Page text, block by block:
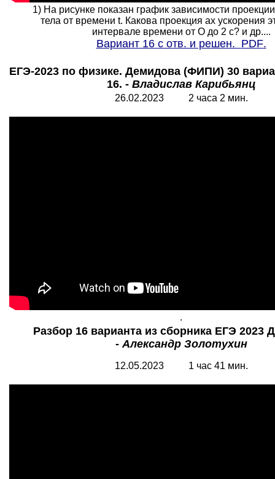
1) На рисунке показан график зависимости
тела от времени t. Какова проекция ах ускорения
интервале времени от О до 2 с? и др....
Вариант 16 с отв. и решен. PDF.
ЕГЭ-2023 по физике. Демидова (ФИПИ) 30
16. - Владислав Карибьянц
26.02.2023 2 часа 2 мин.
.
Разбор 16 варианта из сборника ЕГЭ 2023
-Александр Золотухин
12.05.2023 1 час 41 мин.